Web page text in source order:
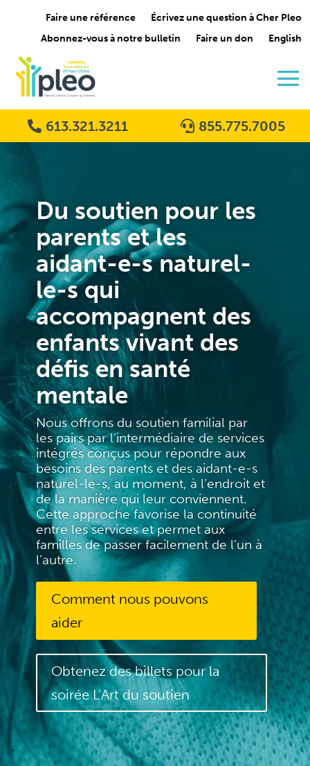
Faire une référence
Écrivez une question à Cher Pleo
Abonnez-vous à notre bulletin
Faire un don English
613.321.3211 855.775.7005
Du soutien pour les
parents et les
aidant-e-s naturel-
le-s qui
accompagnent des
enfants vivant des
défis en santé
mentale
Nous offrons du soutien familial par
les pairs par l’intermédiaire de services
intégrés conçus pour répondre aux
besoins des parents et des aidant-e-s
naturel-le-s, au moment, à l’endroit et
de la manière qui leur conviennent.
Cette approche favorise la continuité
entre les services et permet aux
familles de passer facilement de l’un à
l’autre.
Comment nous pouvons
aider
Obtenez des billets pour la
soirée L’Art du soutien